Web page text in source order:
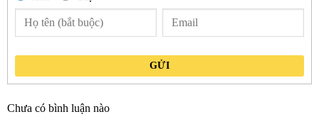
GỬI
Chưa có bình luận nào